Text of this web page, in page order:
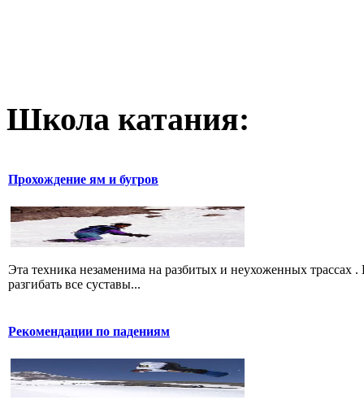
Школа катания:
Прохождение ям и бугров
Эта техника незаменима на разбитых и неухоженных
разгибать все суставы...
Рекомендации по падениям